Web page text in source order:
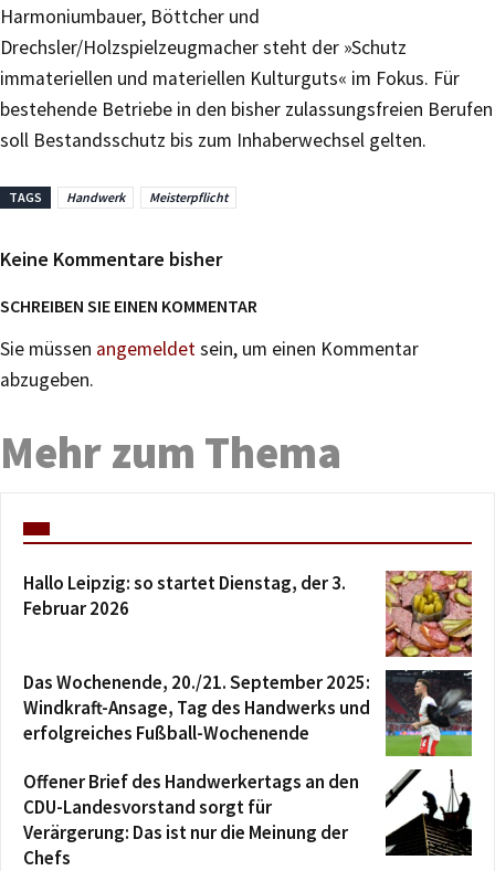
Harmoniumbauer, Böttcher und
Drechsler/Holzspielzeugmacher steht der »Schutz
immateriellen und materiellen Kulturguts« im Fokus. Für
bestehende Betriebe in den bisher zulassungsfreien Berufen
soll Bestandsschutz bis zum Inhaberwechsel gelten.
TAGS Handwerk Meisterpflicht
Keine Kommentare bisher
SCHREIBEN SIE EINEN KOMMENTAR
Sie müssen angemeldetsein, um einen Kommentar
abzugeben.
Mehr zum Thema
Hallo Leipzig: so startet Dienstag, der 3.
Februar 2026
Das Wochenende, 20./21. September 2025:
Windkraft-Ansage, Tag des Handwerks und
erfolgreiches Fußball-Wochenende
Offener Brief des Handwerkertags an den
CDU-Landesvorstand sorgt für
Verärgerung: Das ist nur die Meinung der
Chefs